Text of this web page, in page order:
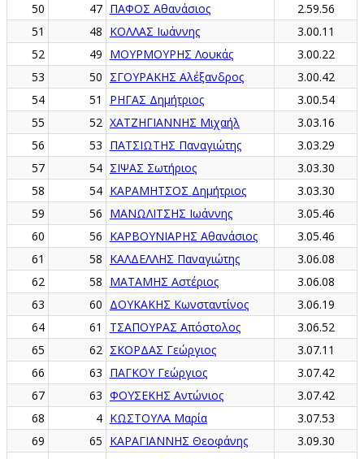
50
47 ΠΑΦΟΣ Αθανάσιος
2.59.56
51
48 ΚΟΛΛΑΣ Ιωάννης
3.00.11
52
49 ΜΟΥΡΜΟΥΡΗΣ Λουκάς
3.00.22
53
50 ΣΓΟΥΡΑΚΗΣ Αλέξανδρος
3.00.42
54
51 ΡΗΓΑΣ Δημήτριος
3.00.54
55
52 ΧΑΤΖΗΓΙΑΝΝΗΣ Μιχαήλ
3.03.16
56
53 ΠΑΤΣΙΩΤΗΣ Παναγιώτης
3.03.29
57
54 ΣΙΨΑΣ Σωτήριος
3.03.30
58
54 ΚΑΡΑΜΗΤΣΟΣ Δημήτριος
3.03.30
59
56 ΜΑΝΩΛΙΤΣΗΣ Ιωάννης
3.05.46
60
56 ΚΑΡΒΟΥΝΙΑΡΗΣ Αθανάσιος
3.05.46
61
58 ΚΑΛΔΕΛΛΗΣ Παναγιώτης
3.06.08
62
58 ΜΑΤΑΜΗΣ Αστέριος
3.06.08
63
60 ΔΟΥΚΑΚΗΣ Κωνσταντίνος
3.06.19
64
61 ΤΣΑΠΟΥΡΑΣ Απόστολος
3.06.52
65
62 ΣΚΟΡΔΑΣ Γεώργιος
3.07.11
66
63 ΠΑΓΚΟΥ Γεώργιος
3.07.42
67
63 ΦΟΥΣΕΚΗΣ Αντώνιος
3.07.42
68
4 ΚΩΣΤΟΥΛΑ Μαρία
3.07.53
69
65 ΚΑΡΑΓΙΑΝΝΗΣ Θεοφάνης
3.09.30